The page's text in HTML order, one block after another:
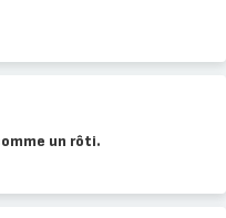
un rôti.